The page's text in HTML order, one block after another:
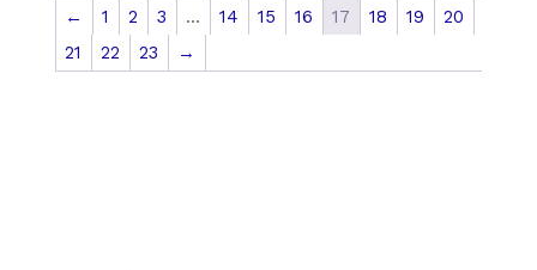
← 1 2 3 … 14 15 16 17 18 19
20
21
22 23 →